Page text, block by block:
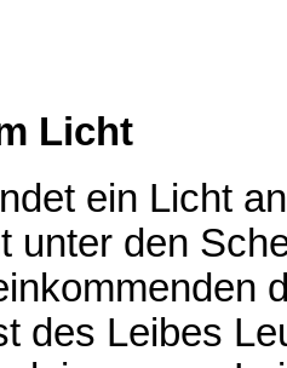
Licht
ein Licht
unter den
des Leibes